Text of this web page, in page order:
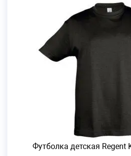
Футболка детская Regent